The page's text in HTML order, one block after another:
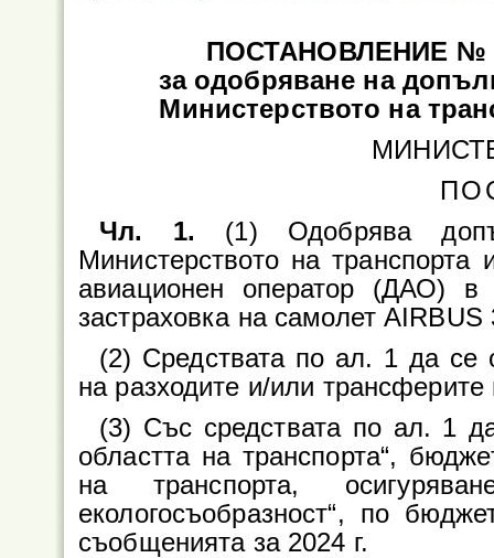
ПОСТАНОВЛЕНИЕ №
за одобряване на
Министерството на
Чл. 1. (1) Одобрява
Министерството на
авиационен оператор (ДАО)
застраховка на самолет
(2) Средствата по ал. 1 да се
на разходите и/или
(3) Със средствата по ал. 1
областта на транспорта“,
на транспорта,
екологосъобразност“, по
съобщенията за 2024 г.